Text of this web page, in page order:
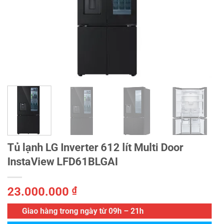
Tủ lạnh LG Inverter 612 lít Multi Door
InstaView LFD61BLGAI
23.000.000 ₫
Giao hàng trong ngày từ 09h – 21h